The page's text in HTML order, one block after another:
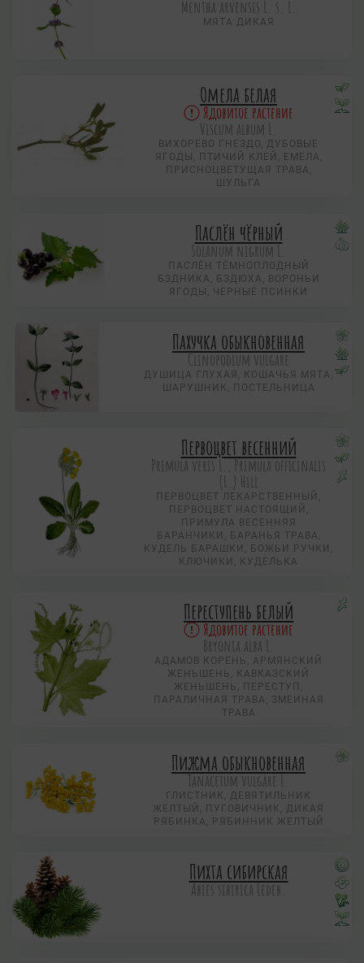
Mentha arvensis L. s. L.
МЯТА ДИКАЯ
Омела белая
Ядовитое растение
Viscum album L.
ВИХОРЕВО ГНЕЗДО, ДУБОВЫЕ
ЯГОДЫ, ПТИЧИЙ КЛЕЙ, ЕМЕЛА,
ПРИСНОЦВЕТУЩАЯ ТРАВА,
ШУЛЬГА
Паслён чёрный
Solanum nigrum L.
ПАСЛЁН ТЁМНОПЛОДНЫЙ
БЗДНИКА, БЗДЮХА, ВОРОНЬИ
ЯГОДЫ, ЧЕРНЫЕ ПСИНКИ
Пахучка обыкновенная
Clinopodium vulgare
ДУШИЦА ГЛУХАЯ, КОШАЧЬЯ МЯТА,
ШАРУШНИК, ПОСТЕЛЬНИЦА
Первоцвет весенний
Primula veris L., Primula officinalis
(L.) Hill
ПЕРВОЦВЕТ ЛЕКАРСТВЕННЫЙ,
ПЕРВОЦВЕТ НАСТОЯЩИЙ,
ПРИМУЛА ВЕСЕННЯЯ
БАРАНЧИКИ, БАРАНЬЯ ТРАВА,
КУДЕЛЬ БАРАШКИ, БОЖЬИ РУЧКИ,
КЛЮЧИКИ, КУДЕЛЬКА
Переступень белый
Ядовитое растение
Bryonia alba L.
АДАМОВ КОРЕНЬ, АРМЯНСКИЙ
ЖЕНЬШЕНЬ, КАВКАЗСКИЙ
ЖЕНЬШЕНЬ, ПЕРЕСТУП,
ПАРАЛИЧНАЯ ТРАВА, ЗМЕИНАЯ
ТРАВА
Пижма обыкновенная
Tanacetum vulgare L.
ГЛИСТНИК, ДЕВЯТИЛЬНИК
ЖЕЛТЫЙ, ПУГОВИЧНИК, ДИКАЯ
РЯБИНКА, РЯБИННИК ЖЕЛТЫЙ
Пихта сибирская
Abies sibirica Ledeb.